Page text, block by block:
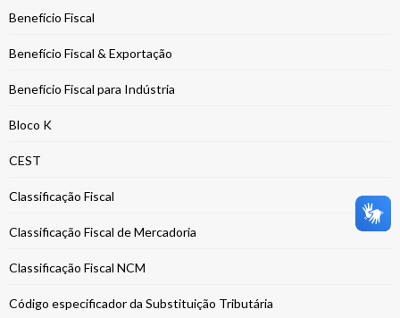
Benefício Fiscal
Benefício Fiscal & Exportação
Benefício Fiscal para Indústria
Bloco K
CEST
Classificação Fiscal
Classificação Fiscal de Mercadoria
Classificação Fiscal NCM
Código especificador da Substituição Tributária